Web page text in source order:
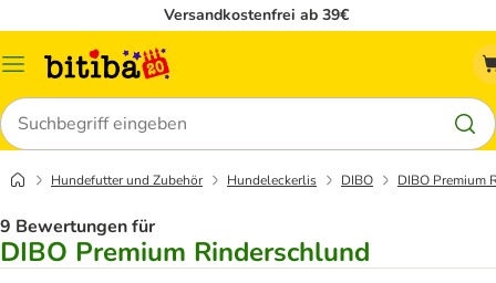
Versandkostenfrei ab 39€
Menü
Suchen
Hundefutter und Zubehör Hundeleckerlis DIBO DIBO Premium
9 Bewertungen für
DIBO Premium Rinderschlund